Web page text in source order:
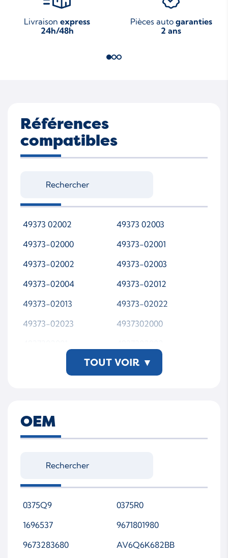
Livraison express
24h/48h
Pièces auto garanties
2 ans
Références
compatibles
49373 02002
49373 02003
49373-02000
49373-02001
49373-02002
49373-02003
49373-02004
49373-02012
49373-02013
49373-02022
49373-02023
4937302000
4937302004
49373-02013-WSMTA
P00
TOUT VOIR ▾
OEM
0375Q9
0375R0
1696537
9671801980
9673283680
AV6Q6K682BB